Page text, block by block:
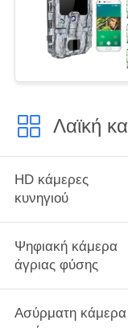
Λαϊκή
HD κάμερες
κυνηγιού
Ψηφιακή κάμερα
άγριας φύσης
Ασύρματη κάμερα